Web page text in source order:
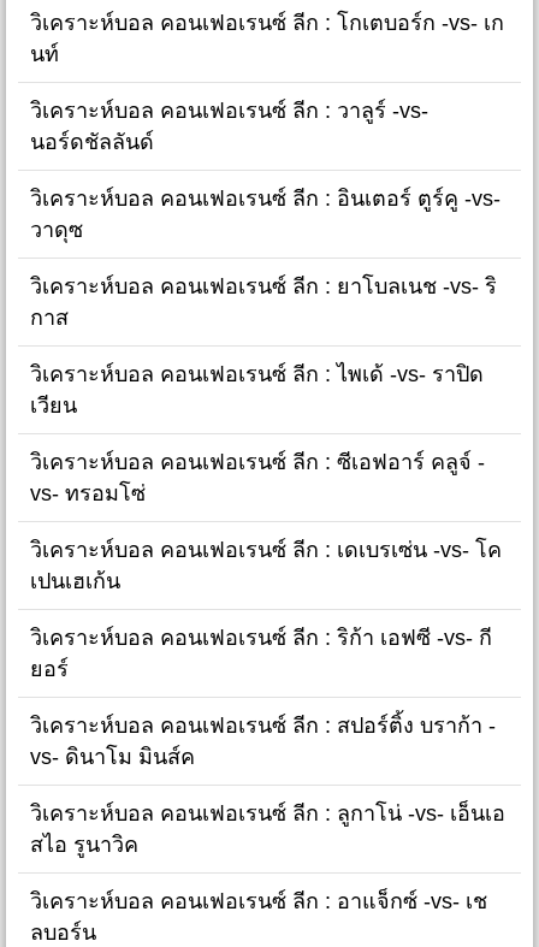
วิเคราะห์บอล คอนเฟอเรนซ์ ลีก : โกเตบอร์ก -vs- เก
นท์
วิเคราะห์บอล คอนเฟอเรนซ์ ลีก : วาลูร์ -vs-
นอร์ดชัลลันด์
วิเคราะห์บอล คอนเฟอเรนซ์ ลีก : อินเตอร์ ตูร์คู -vs-
วาดุซ
วิเคราะห์บอล คอนเฟอเรนซ์ ลีก : ยาโบลเนช -vs- ริ
กาส
วิเคราะห์บอล คอนเฟอเรนซ์ ลีก : ไพเด้ -vs- ราปิด
เวียน
วิเคราะห์บอล คอนเฟอเรนซ์ ลีก : ซีเอฟอาร์ คลูจ์ -
vs- ทรอมโซ่
วิเคราะห์บอล คอนเฟอเรนซ์ ลีก : เดเบรเซ่น -vs- โค
เปนเฮเก้น
วิเคราะห์บอล คอนเฟอเรนซ์ ลีก : ริก้า เอฟซี -vs- กี
ยอร์
วิเคราะห์บอล คอนเฟอเรนซ์ ลีก : สปอร์ติ้ง บราก้า -
vs- ดินาโม มินส์ค
วิเคราะห์บอล คอนเฟอเรนซ์ ลีก : ลูกาโน่ -vs- เอ็นเอ
สไอ รูนาวิค
วิเคราะห์บอล คอนเฟอเรนซ์ ลีก : อาแจ็กซ์ -vs- เช
ลบอร์น